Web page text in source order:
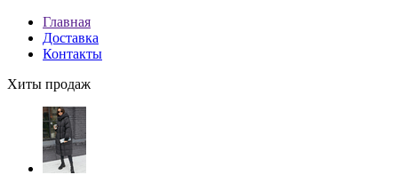
Главная
Доставка
Контакты
Хиты продаж